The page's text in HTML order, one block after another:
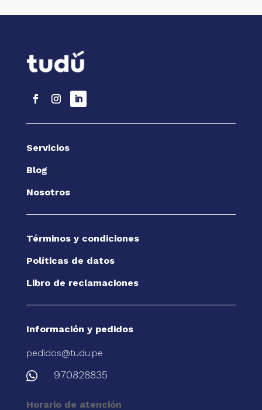
Servicios
Blog
Nosotros
Términos y condiciones
Políticas de datos
Libro de reclamaciones
Información y pedidos
pedidos@tudu.pe
 970828835
Horario de atención